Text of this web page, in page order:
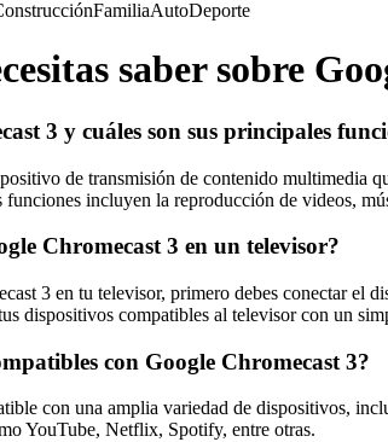
FamiliaAutoDeporte
saber sobre
3 y cuáles son sus principales
de transmisión de contenido multimedia
funciones incluyen la reproducción de videos,
Chromecast 3 en un televisor?
3 en tu televisor, primero debes conectar
dispositivos compatibles al televisor con un
con Google Chromecast 3?
con una amplia variedad de dispositivos,
YouTube, Netflix, Spotify, entre otras.